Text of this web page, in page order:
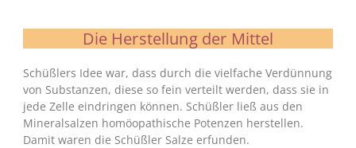
Die Herstellung der Mittel
Schüßlers Idee war, dass durch die vielfache Verdünnung
von Substanzen, diese so fein verteilt werden, dass sie in
jede Zelle eindringen können. Schüßler ließ aus den
Mineralsalzen homöopathische Potenzen herstellen.
Damit waren die Schüßler Salze erfunden.